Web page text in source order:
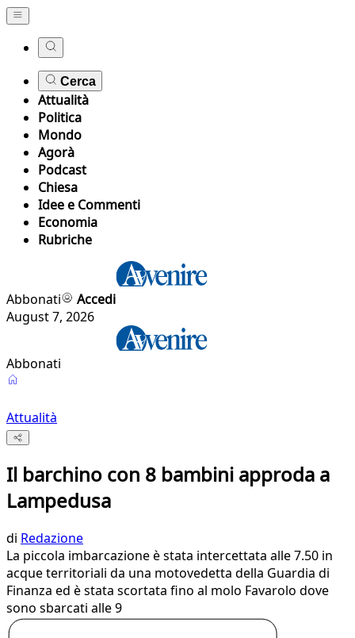
Cerca
Attualità
Politica
Mondo
Agorà
Podcast
Chiesa
Idee e Commenti
Economia
Rubriche
Abbonati
Accedi
August 7, 2026
Abbonati
Attualità
Il barchino con 8 bambini approda a
Lampedusa
di Redazione
La piccola imbarcazione è stata intercettata alle 7.50 in
acque territoriali da una motovedetta della Guardia di
Finanza ed è stata scortata fino al molo Favarolo dove
sono sbarcati alle 9